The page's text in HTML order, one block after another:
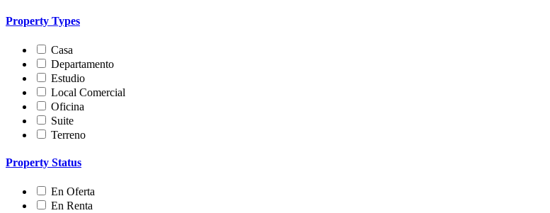
Property Types
Casa
Departamento
Estudio
Local Comercial
Oficina
Suite
Terreno
Property Status
En Oferta
En Renta